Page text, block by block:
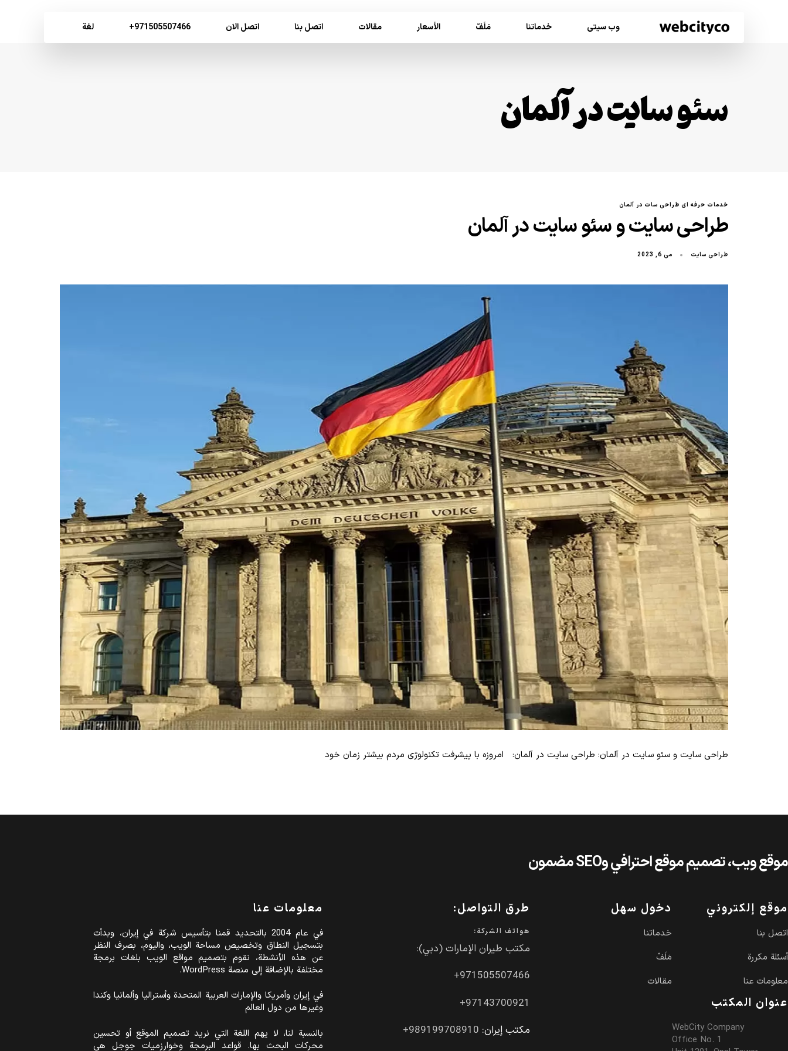
وب سیتی خدماتنا مَلَفّ الأسعار مقالات اتصل بنا اتصل الان 971505507466+ لغة
سئو سایت در آلمان
خدمات حرفه ای طراحی سات در آلمان
طراحی سایت و سئو سایت در آلمان
طراحی سایت می 6, 2023
طراحی سایت و سئو سایت در آلمان: طراحی سایت در آلمان: امروزه با پیشرفت تکنولوژی مردم بیشتر زمان خود
موقع ويب، تصميم موقع احترافي وSEO مضمون
موقع إلكتروني
اتصل بنا
أسئلة مكررة
معلومات عنا
عنوان المکتب
WebCity Company
Office No. 1
دخول سهل
خدماتنا
مَلَفّ
مقالات
طرق التواصل:
هواتف الشركة:
مكتب طيران الإمارات (دبي):
971505507466+
97143700921+
مكتب إيران: 989199708910+
معلومات عنا
في عام 2004 بالتحديد قمنا بتأسيس شركة في إيران، وبدأت
بتسجيل النطاق وتخصيص مساحة الويب، واليوم، بصرف النظر
عن هذه الأنشطة، نقوم بتصميم مواقع الويب بلغات برمجة
مختلفة بالإضافة إلى منصة WordPress.
في إيران وأمريكا والإمارات العربية المتحدة وأستراليا وألمانيا وكندا
وغيرها من دول العالم
بالنسبة لنا، لا يهم اللغة التي نريد تصميم الموقع أو تحسين
محركات البحث بها. قواعد البرمجة وخوارزميات جوجل هي